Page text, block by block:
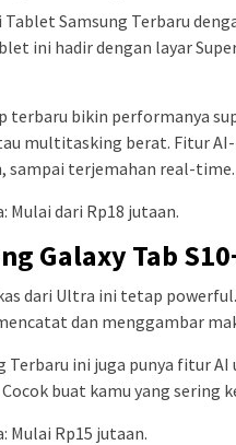
Samsung Terbaru
ini hadir dengan layar
terbaru bikin performanya
multitasking berat. Fitur
sampai terjemahan real-time.
Mulai dari Rp18 jutaan.
Galaxy Tab
dari Ultra ini tetap
dan menggambar
Terbaru ini juga punya fitur
buat kamu yang sering
Mulai Rp15 jutaan.